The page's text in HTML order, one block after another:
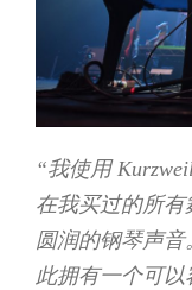
“我使用
在我买过的所
圆润的钢琴声
此拥有一个可以